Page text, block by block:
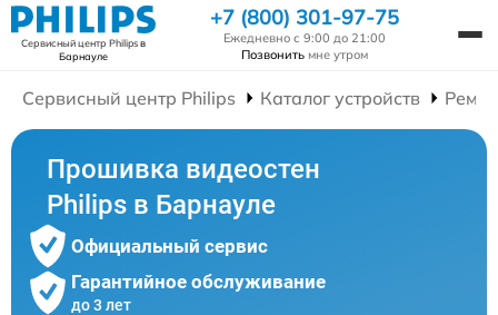
Сервисный центр Philipsв
Барнауле
+7 (800) 301-97-75
Ежедневно с 9:00 до 21:00
Позвонить мне утром
Сервисный центр Philips Каталог устройств
Прошивка видеостен
Philips в Барнауле
Официальный сервис
Гарантийное обслуживание
до 3 лет